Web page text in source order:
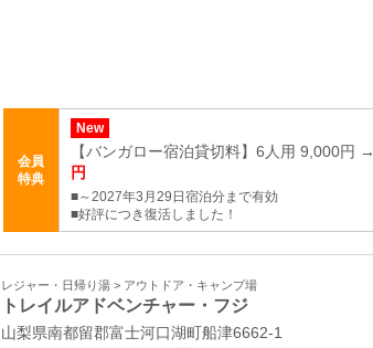
会員
特典
New
【バンガロー宿泊貸切料】6人用 9,000円 →
円
■～2027年3月29日宿泊分まで有効
■好評につき復活しました！
レジャー・日帰り湯 > アウトドア・キャンプ場
トレイルアドベンチャー・フジ
山梨県南都留郡富士河口湖町船津6662-1